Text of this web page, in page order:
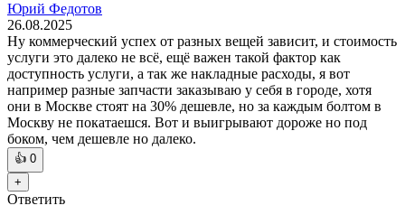
Юрий Федотов
26.08.2025
Ну коммерческий успех от разных вещей зависит, и стоимость
услуги это далеко не всё, ещё важен такой фактор как
доступность услуги, а так же накладные расходы, я вот
например разные запчасти заказываю у себя в городе, хотя
они в Москве стоят на 30% дешевле, но за каждым болтом в
Москву не покатаешся. Вот и выигрывают дороже но под
боком, чем дешевле но далеко.
👍 0
+
Ответить